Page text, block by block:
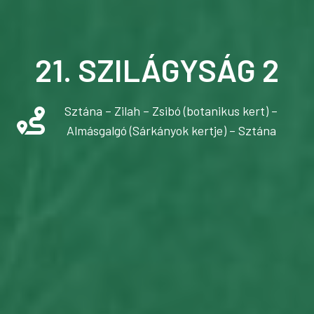
21. SZILÁGYSÁG 2
Sztána – Zilah – Zsibó (botanikus kert) –
Almásgalgó (Sárkányok kertje) – Sztána